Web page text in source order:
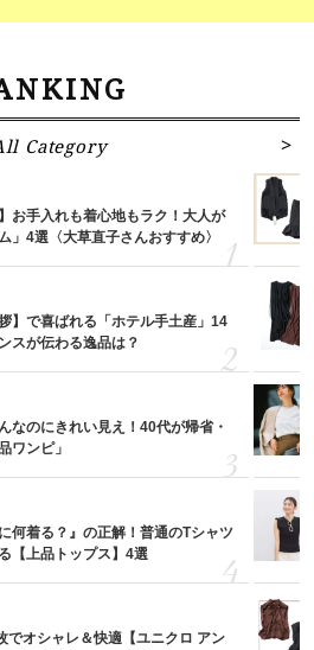
Category
お手入れも着心地もラク！大人が
」4選〈大草直子さんおすすめ〉
】で喜ばれる「ホテル手土産」14
スが伝わる逸品は？
なのにきれい見え！40代が帰省・
ワンピ」
何着る？』の正解！普通のTシャツ
【上品トップス】4選
でオシャレ＆快適【ユニクロ アン